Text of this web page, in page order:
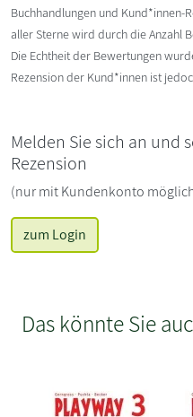
Buchhandlungen und Kund*innen-
aller Sterne wird durch die Anzahl
Die Echtheit der Bewertungen
Rezension der Kund*innen ist
Melden Sie sich an und
Rezension
(nur mit Kundenkonto
zum Login
Das könnte Sie